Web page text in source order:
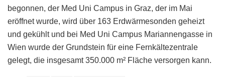
begonnen, der Med Uni Campus in Graz, der im Mai
eröffnet wurde, wird über 163 Erdwärmesonden geheizt
und gekühlt und bei Med Uni Campus Mariannengasse in
Wien wurde der Grundstein für eine Fernkältezentrale
gelegt, die insgesamt 350.000 m² Fläche versorgen kann.